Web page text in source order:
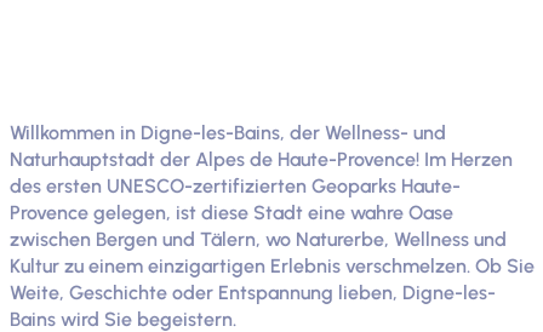
Willkommen in Digne-les-Bains, der Wellness- und
Naturhauptstadt der Alpes de Haute-Provence! Im Herzen
des ersten UNESCO-zertifizierten Geoparks Haute-
Provence gelegen, ist diese Stadt eine wahre Oase
zwischen Bergen und Tälern, wo Naturerbe, Wellness und
Kultur zu einem einzigartigen Erlebnis verschmelzen. Ob Sie
Weite, Geschichte oder Entspannung lieben, Digne-les-
Bains wird Sie begeistern.